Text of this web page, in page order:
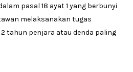
pasal 18 ayat 1 yang berbunyi
melaksanakan tugas
tahun penjara atau denda paling